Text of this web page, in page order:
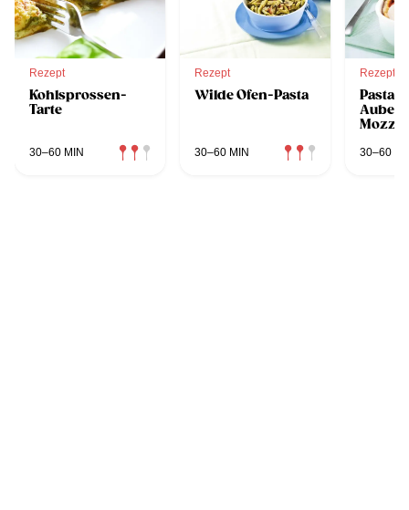
Rezept
Kohlsprossen-
Tarte
30–60 MIN
Rezept
Wilde Ofen-Pasta
30–60 MIN
Rezept
Pasta-
30–60